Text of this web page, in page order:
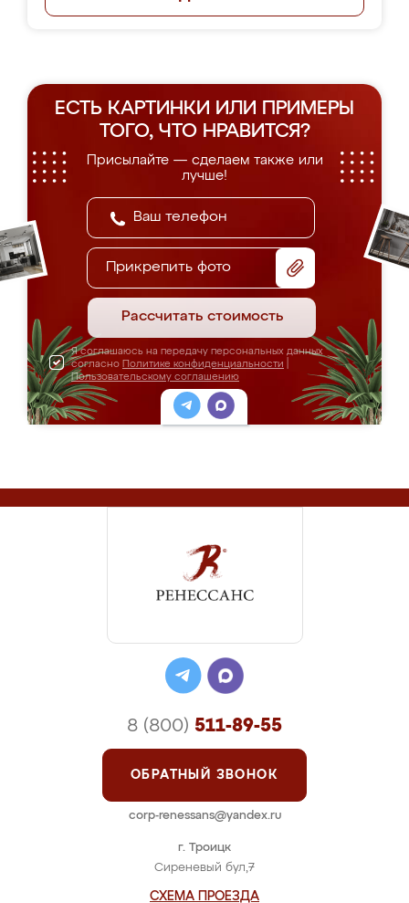
ЕСТЬ КАРТИНКИ ИЛИ ПРИМЕРЫ
ТОГО, ЧТО НРАВИТСЯ?
Присылайте — сделаем также или
лучше!
Прикрепить фото
Рассчитать стоимость
Я соглашаюсь на передачу персональных данных
согласно Политике конфиденциальности
Пользовательскому соглашению
г. Троицк
Сиреневый бул,7
СХЕМА ПРОЕЗДА
8 (800) 511-89-55
ОБРАТНЫЙ ЗВОНОК
corp-renessans@yandex.ru